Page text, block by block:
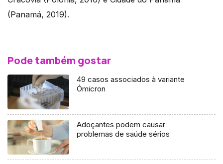
(Panamá, 2019).
Pode também gostar
49 casos associados à variante
Ómicron
Adoçantes podem causar
problemas de saúde sérios